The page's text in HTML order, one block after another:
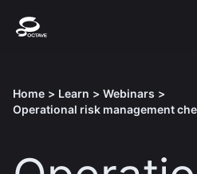
Home > Learn > Webinars >
Operational risk management